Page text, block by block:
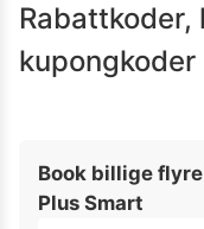
Rabattkoder,
kupongkoder
Book billige
Plus Smart